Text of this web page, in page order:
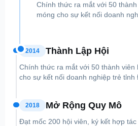
Chính thức ra mắt với 50
móng cho sự kết nối doanh
2014 Thành Lập Hội
Chính thức ra mắt với 50 thành viên
cho sự kết nối doanh nghiệp trẻ tỉnh
2018 Mở Rộng Quy Mô
Đạt mốc 200 hội viên, ký kết hợp